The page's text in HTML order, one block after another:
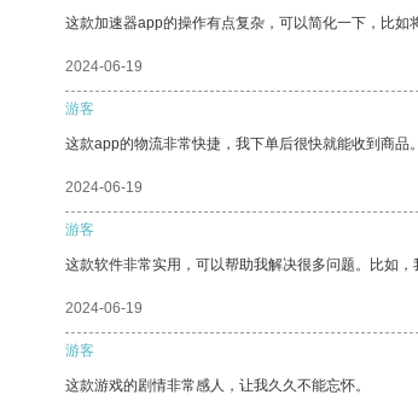
这款加速器app的操作有点复杂，可以简化一下，比如
2024-06-19
游客
这款app的物流非常快捷，我下单后很快就能收到商品。
2024-06-19
游客
这款软件非常实用，可以帮助我解决很多问题。比如
2024-06-19
游客
这款游戏的剧情非常感人，让我久久不能忘怀。